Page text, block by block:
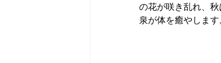
の花が咲き乱れ、
泉が体を癒やします